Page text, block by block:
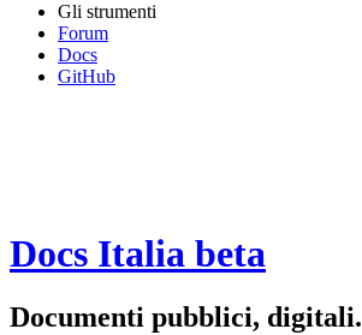
Gli strumenti
Forum
Docs
GitHub
Docs Italia beta
Documenti pubblici, digitali.